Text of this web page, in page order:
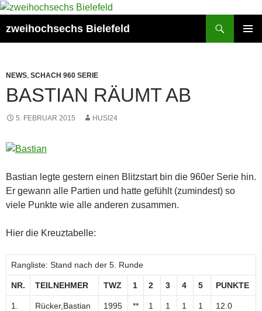
Zum
springen
zweihochsechs Bielefeld
NEWS, SCHACH 960 SERIE
BASTIAN RÄUMT AB
5. FEBRUAR 2015 HUSI24
Bastian legte gestern einen Blitzstart bin die 960er Serie hin.
Er gewann alle Partien und hatte gefühlt (zumindest) so
viele Punkte wie alle anderen zusammen.
Hier die Kreuztabelle:
Rangliste: Stand nach der 5. Runde
NR. TEILNEHMER TWZ 1 2 3 4 5 PUNKTE
1. Rücker,Bastian 1995 ** 1 1 1 1 12.0